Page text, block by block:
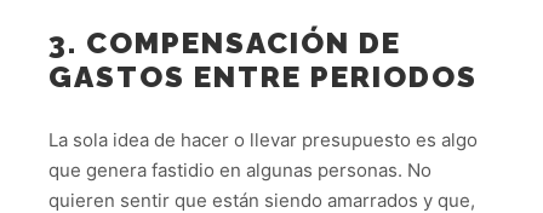
3. COMPENSACIÓN DE
GASTOS ENTRE PERIODOS
La sola idea de hacer o llevar presupuesto es algo
que genera fastidio en algunas personas. No
quieren sentir que están siendo amarrados y que,